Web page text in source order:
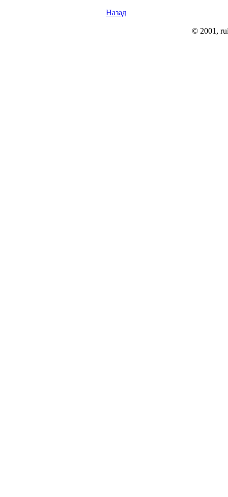
Назад
© 2001,